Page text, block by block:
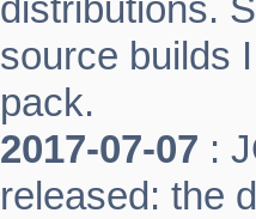
distributions.
source builds
pack.
2017-07-07 :
released: the